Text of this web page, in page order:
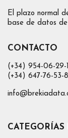
El plazo normal
base de datos
CONTACTO
(+34) 954-06-29-
(+34) 647-76-53-
CATEGORÍAS